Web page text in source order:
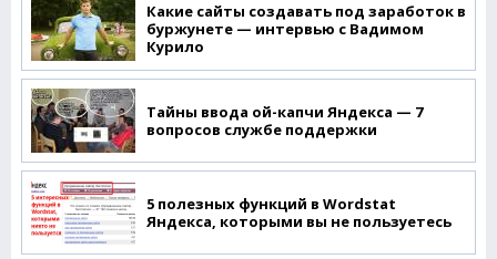
Какие сайты создавать под заработок в
буржунете — интервью с Вадимом
Курило
Тайны ввода ой-капчи Яндекса — 7
вопросов службе поддержки
5 полезных функций в Wordstat
Яндекса, которыми вы не пользуетесь